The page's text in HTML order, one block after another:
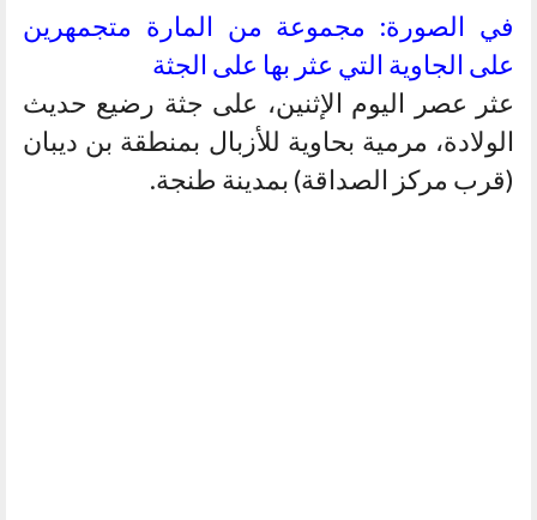
في الصورة: مجموعة من المارة متجمهرين
على الجاوية التي عثر بها على الجثة
عثر عصر اليوم الإثنين، على جثة رضيع حديث
الولادة، مرمية بحاوية للأزبال بمنطقة بن ديبان
(قرب مركز الصداقة) بمدينة طنجة.